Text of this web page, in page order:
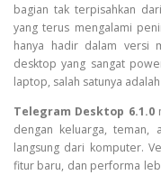
bagian tak terpisahkan
yang terus mengalami
hanya hadir dalam versi
desktop yang sangat
laptop, salah satunya adalah
Telegram Desktop 6.1.0
dengan keluarga, teman,
langsung dari komputer.
fitur baru, dan performa